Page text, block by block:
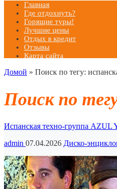
Главная
Где отдохнуть?
Горящие туры!
Лучшие цены
Отдых в кредит
Отзывы
Карта сайта
Домой » Поиск по тегу:
Поиск по
Испанская техно-группа AZUL
admin 07.04.2026 Диско-